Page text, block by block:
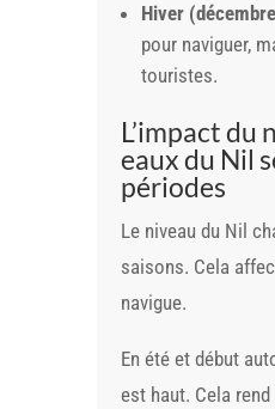
Hiver
pour naviguer,
touristes.
L’impact du
eaux du Nil
périodes
Le niveau du Nil
saisons. Cela
navigue.
En été et début
est haut. Cela